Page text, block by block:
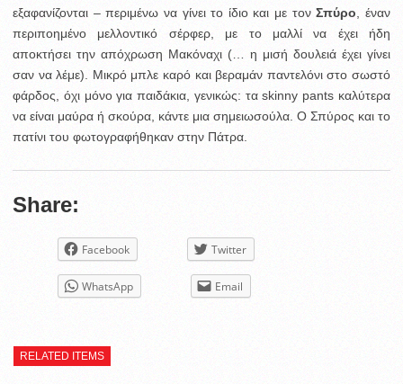
εξαφανίζονται – περιμένω να γίνει το ίδιο και με τονΣπύρο , έναν
περιποημένο μελλοντικό σέρφερ, με το μαλλί να έχει ήδη
αποκτήσει την απόχρωση Μακόναχι (… η μισή δουλειά έχει γίνει
σαν να λέμε). Μικρό μπλε καρό και βεραμάν παντελόνι στο σωστό
φάρδος, όχι μόνο για παιδάκια, γενικώς: τα skinny pants καλύτερα
να είναι μαύρα ή σκούρα, κάντε μια σημειωσούλα. Ο Σπύρος και το
πατίνι του φωτογραφήθηκαν στην Πάτρα.
Share:
Facebook Twitter
WhatsApp Email
RELATED ITEMS